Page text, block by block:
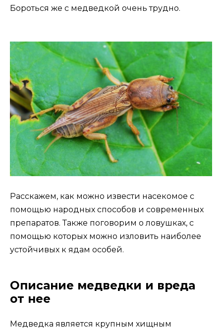
Бороться же с медведкой очень трудно.
Расскажем, как можно извести насекомое с
помощью народных способов и современных
препаратов. Также поговорим о ловушках, с
помощью которых можно изловить наиболее
устойчивых к ядам особей.
Описание медведки и вреда
от нее
Медведка является крупным хищным